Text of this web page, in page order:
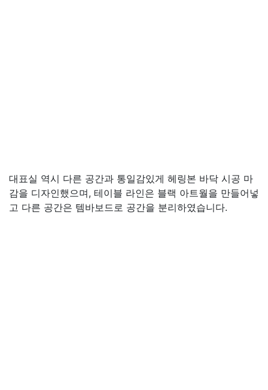
대표실 역시 다른 공간과 통일감있게 헤링본 바닥 시공 마
감을 디자인했으며, 테이블 라인은 블랙 아트월을 만들어넣
고 다른 공간은 템바보드로 공간을 분리하였습니다.